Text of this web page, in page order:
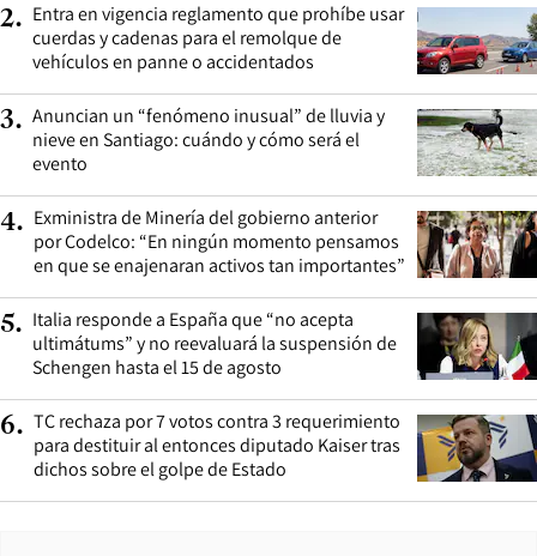
2. Entra en vigencia reglamento que prohíbe usar
cuerdas y cadenas para el remolque de
vehículos en panne o accidentados
3. Anuncian un “fenómeno inusual” de lluvia y
nieve en Santiago: cuándo y cómo será el
evento
4. Exministra de Minería del gobierno anterior
por Codelco: “En ningún momento pensamos
en que se enajenaran activos tan importantes”
5. Italia responde a España que “no acepta
ultimátums” y no reevaluará la suspensión de
Schengen hasta el 15 de agosto
6. TC rechaza por 7 votos contra 3 requerimiento
para destituir al entonces diputado Kaiser tras
dichos sobre el golpe de Estado